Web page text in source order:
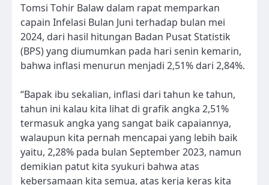
Tomsi Tohir Balaw dalam rapat memparkan
capain Infelasi Bulan Juni terhadap bulan mei
2024, dari hasil hitungan Badan Pusat Statistik
(BPS) yang diumumkan pada hari senin kemarin,
bahwa inflasi menurun menjadi 2,51% dari 2,84%.
“Bapak ibu sekalian, inflasi dari tahun ke tahun,
tahun ini kalau kita lihat di grafik angka 2,51%
termasuk angka yang sangat baik capaiannya,
walaupun kita pernah mencapai yang lebih baik
yaitu, 2,28% pada bulan September 2023, namun
demikian patut kita syukuri bahwa atas
kebersamaan kita semua, atas kerja keras kita